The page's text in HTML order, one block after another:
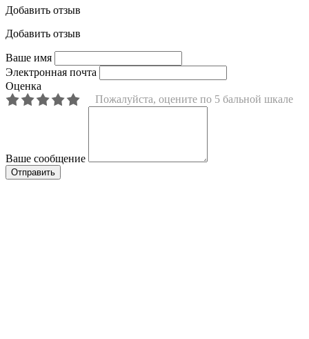
Добавить отзыв
Добавить отзыв
Ваше имя
Электронная почта
Оценка
Пожалуйста, оцените по 5 бальной шкале
Ваше сообщение